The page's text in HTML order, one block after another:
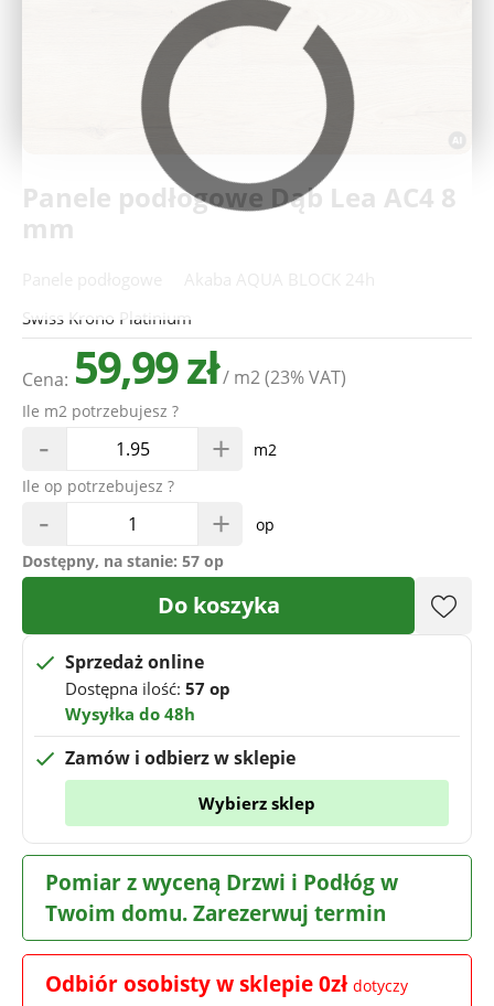
Deweloperzy
Panele podłogowe Dąb Lea AC4 8
mm
Swiss Krono Platinium
Cena: 59,99 zł/ m2(23% VAT)
Ile m2 potrzebujesz ?
- +
m2
Ile op potrzebujesz ?
- +
op
Dostępny, na stanie: 57 op
Do koszyka
Sprzedaż online
Dostępna ilość: 57 op
Wysyłka do 48h
Zamów i odbierz w sklepie
Wybierz sklep
Pomiar z wyceną Drzwi i Podłóg w
Twoim domu. Zarezerwuj termin
Odbiór osobisty w sklepie 0zł dotyczy